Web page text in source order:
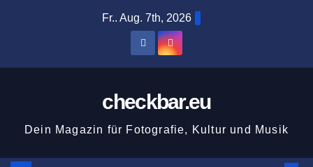
Fr.. Aug. 7th, 2026
checkbar.eu
Dein Magazin für Fotografie, Kultur und Musik